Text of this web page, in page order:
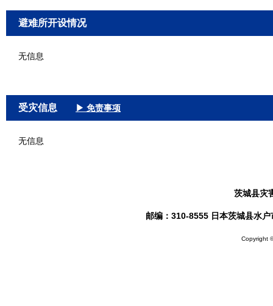
避难所开设情况
无信息
受灾信息 ▶ 免责事项
无信息
茨城县灾
邮编：310-8555 日本茨城县水
Copyright